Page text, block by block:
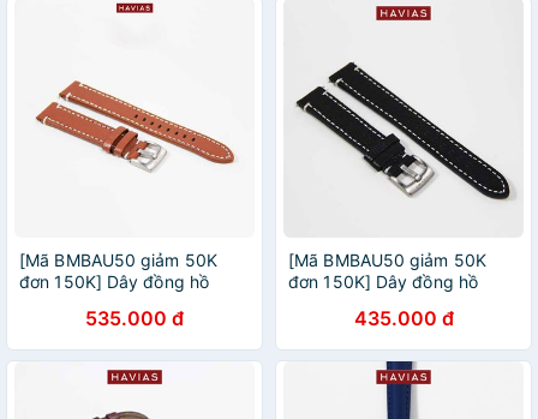
[Mã BMBAU50 giảm 50K
đơn 150K] Dây đồng hồ
Classy_Dây Nâu (Brown)
535.000 đ
[Mã BMBAU50 giảm 50K
đơn 150K] Dây đồng hồ
435.000 đ